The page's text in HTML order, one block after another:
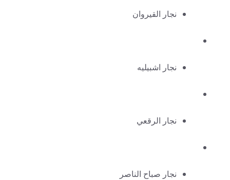
نجار القيروان
نجار اشبيليه
نجار الرقعي
نجار صباح الناصر